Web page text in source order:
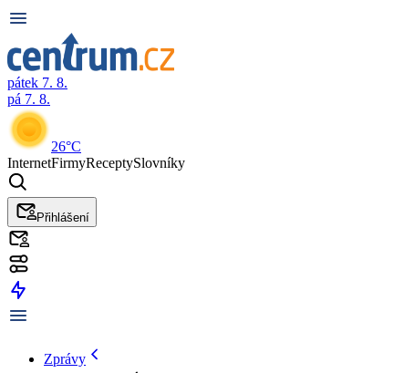
pátek 7. 8.
pá 7. 8.
26°C
InternetFirmyReceptySlovníky
Přihlášení
Zprávy